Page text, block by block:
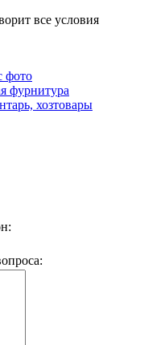
все условия
фото
фурнитура
хозтовары